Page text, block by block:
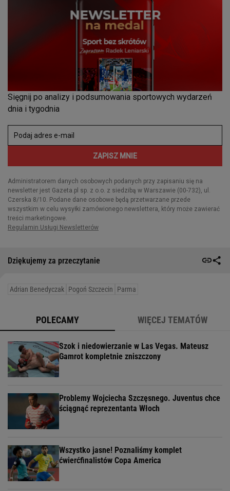
Dziękujemy za przeczytanie
Adrian Benedyczak Pogoń Szczecin Parma
POLECAMY WIĘCEJ TEMATÓW
Szok i niedowierzanie w Las Vegas. Mateusz
Gamrot kompletnie zniszczony
Problemy Wojciecha Szczęsnego. Juventus chce
ściągnąć reprezentanta Włoch
Wszystko jasne! Poznaliśmy komplet
ćwierćfinalistów Copa America